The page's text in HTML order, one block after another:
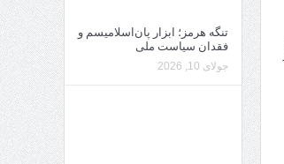
تنگه هرمز؛ ابزار پان‌اسلامیسم و
فقدان سیاست ملی
جولای 10, 2026